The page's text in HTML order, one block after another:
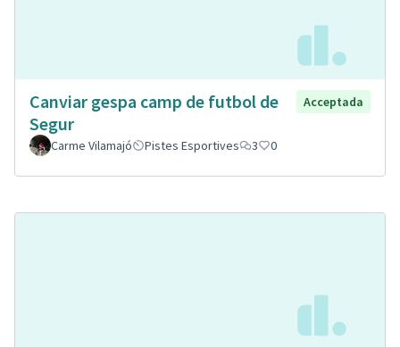
Canviar gespa camp de futbol de
Segur
Acceptada
Carme Vilamajó Pistes Esportives 3 0